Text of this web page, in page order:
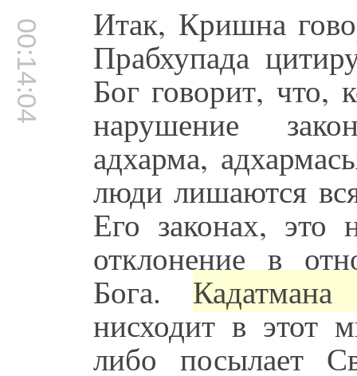
00:14:04 Итак, Кришна
Прабхупада
Бог говорит, что,
нарушение
адхарма,
люди лишаются
Его законах, это
отклонение в
Бога.
нисходит в этот
либо посылает